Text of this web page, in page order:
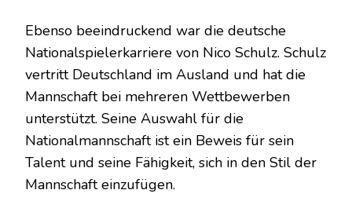
Ebenso beeindruckend war die deutsche
Nationalspielerkarriere von Nico Schulz. Schulz
vertritt Deutschland im Ausland und hat die
Mannschaft bei mehreren Wettbewerben
unterstützt. Seine Auswahl für die
Nationalmannschaft ist ein Beweis für sein
Talent und seine Fähigkeit, sich in den Stil der
Mannschaft einzufügen.